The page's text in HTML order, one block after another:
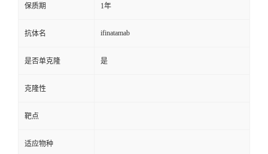
保质期 1年
抗体名 ifinatamab
是否单克隆 是
克隆性
靶点
适应物种